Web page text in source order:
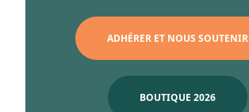
ADHÉRER ET NOUS SOUTENIR
BOUTIQUE 2026